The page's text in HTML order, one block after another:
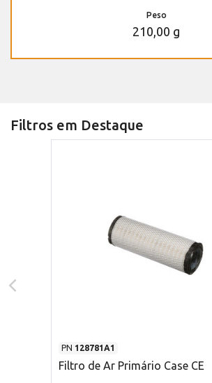
Peso
210,00 g
Filtros em Destaque
PN 128781A1
Filtro de Ar Primário Case CE